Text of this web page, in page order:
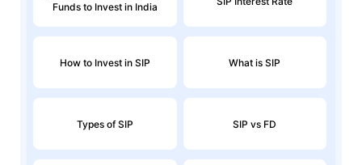
Funds to Invest in India
How to Invest in SIP What is SIP
Types of SIP SIP vs FD